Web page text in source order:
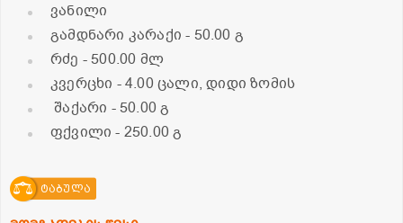
ვანილი
გამდნარი კარაქი- 50.00 გ
რძე - 500.00 მლ
კვერცხი - 4.00 ცალი, დიდი ზომის
შაქარი - 50.00 გ
ფქვილი- 250.00 გ
ტაბულა